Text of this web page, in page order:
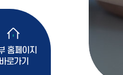
홈페이지
바로가기